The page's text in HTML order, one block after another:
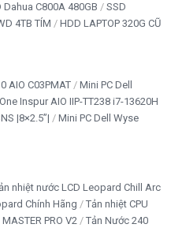
Dahua C800A 480GB
SSD
4TB TÍM
HDD LAPTOP 320G CŨ
AIO C03PMAT
Mini PC Dell
Inspur AIO IIP-TT238 i7-13620H
|8×2.5”|
Mini PC Dell Wyse
nhiệt nước LCD Leopard Chill Arc
Chính Hãng
Tản nhiệt CPU
PRO V2
Tản Nước 240